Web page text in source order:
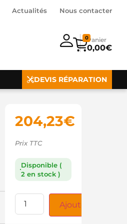
Actualités Nous contacter
0,00€
0
DEVIS RÉPARATION
204,23€
Prix TTC
Disponible (
2 en stock )
Ajouter au